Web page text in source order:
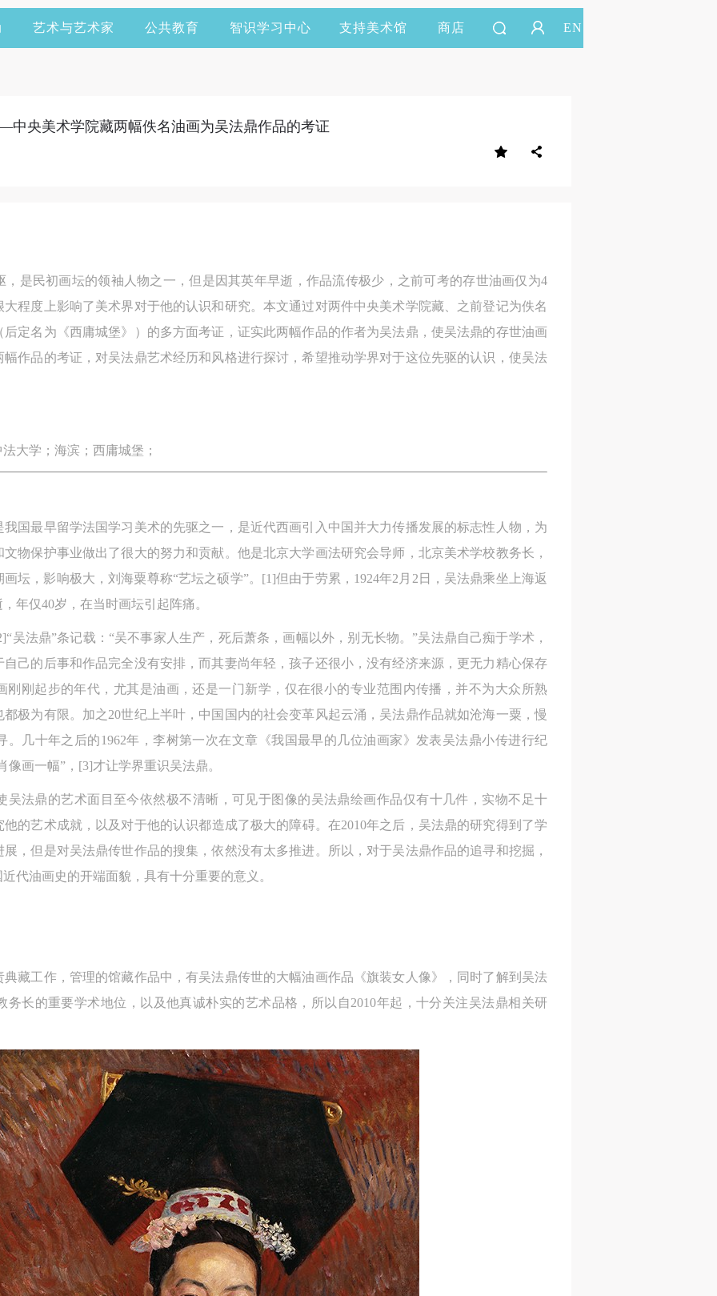
艺术与艺术家 公共教育 智识学习中心 支持美术馆 商店 EN
央美术学院藏两幅佚名油画为吴法鼎作品的考证
是民初画坛的领袖人物之一，但是因其英年早逝，作品流传极少，之前可考的存世油画仅为4
程度上影响了美术界对于他的认识和研究。本文通过对两件中央美术学院藏、之前登记为佚名
定名为《西庸城堡》）的多方面考证，证实此两幅作品的作者为吴法鼎，使吴法鼎的存世油画
作品的考证，对吴法鼎艺术经历和风格进行探讨，希望推动学界对于这位先驱的认识，使吴法
大学；海滨；西庸城堡；
国最早留学法国学习美术的先驱之一，是近代西画引入中国并大力传播发展的标志性人物，为
物保护事业做出了很大的努力和贡献。他是北京大学画法研究会导师，北京美术学校教务长，
坛，影响极大，刘海粟尊称“艺坛之硕学”。[1]但由于劳累，1924年2月2日，吴法鼎乘坐上海返
年仅40岁，在当时画坛引起阵痛。
吴法鼎”条记载：“吴不事家人生产，死后萧条，画幅以外，别无长物。”吴法鼎自己痴于学术，
己的后事和作品完全没有安排，而其妻尚年轻，孩子还很小，没有经济来源，更无力精心保存
刚刚起步的年代，尤其是油画，还是一门新学，仅在很小的专业范围内传播，并不为大众所熟
极为有限。加之20世纪上半叶，中国国内的社会变革风起云涌，吴法鼎作品就如沧海一粟，慢
。几十年之后的1962年，李树第一次在文章《我国最早的几位油画家》发表吴法鼎小传进行纪
画一幅”，[3]才让学界重识吴法鼎。
吴法鼎的艺术面目至今依然极不清晰，可见于图像的吴法鼎绘画作品仅有十几件，实物不足十
的艺术成就，以及对于他的认识都造成了极大的障碍。在2010年之后，吴法鼎的研究得到了学
，但是对吴法鼎传世作品的搜集，依然没有太多推进。所以，对于吴法鼎作品的追寻和挖掘，
代油画史的开端面貌，具有十分重要的意义。
藏工作，管理的馆藏作品中，有吴法鼎传世的大幅油画作品《旗装女人像》，同时了解到吴法
务长的重要学术地位，以及他真诚朴实的艺术品格，所以自2010年起，十分关注吴法鼎相关研